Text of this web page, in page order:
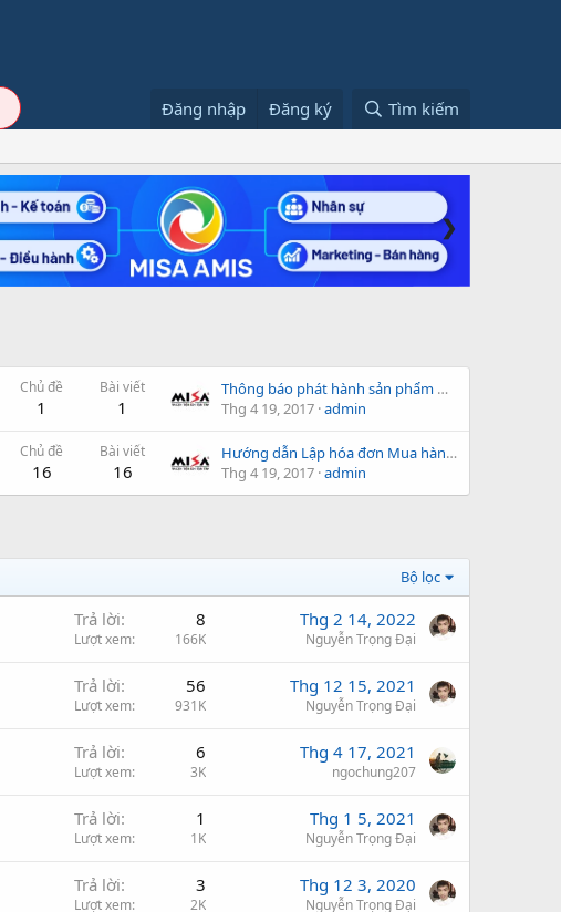
Đăng nhập Đăng ký Tìm kiếm
❯
Chủ đề
1
Bài viết
1
Thông báo phát hành sản phẩm MISA SME.NET 2012 R88
Thg 4 19, 2017 admin
Chủ đề
16
Bài viết
16
Hướng dẫn Lập hóa đơn Mua hàng nhập khẩu trên phần mềm
Thg 4 19, 2017 admin
Bộ lọc
Trả lời 8
Lượt xem 166K
Thg 2 14, 2022
Nguyễn Trọng Đại
Trả lời 56
Lượt xem 931K
Thg 12 15, 2021
Nguyễn Trọng Đại
Trả lời 6
Lượt xem 3K
Thg 4 17, 2021
ngochung207
Trả lời 1
Lượt xem 1K
Thg 1 5, 2021
Nguyễn Trọng Đại
Trả lời 3
Lượt xem 2K
Thg 12 3, 2020
Nguyễn Trọng Đại